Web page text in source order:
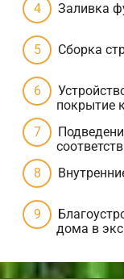
Заливка
Сборка
покрытие
дома в